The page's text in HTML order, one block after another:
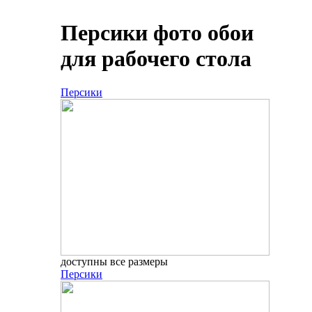
Персики фото обои
для рабочего стола
Персики
доступны все размеры
Персики